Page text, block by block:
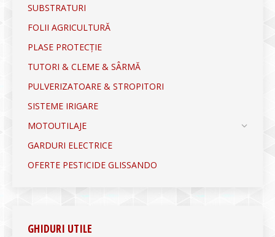
SUBSTRATURI
FOLII AGRICULTURĂ
PLASE PROTECȚIE
TUTORI & CLEME & SÂRMĂ
PULVERIZATOARE & STROPITORI
SISTEME IRIGARE
MOTOUTILAJE
GARDURI ELECTRICE
OFERTE PESTICIDE GLISSANDO
GHIDURI UTILE